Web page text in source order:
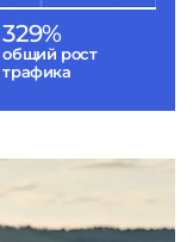
329%
общий рост
трафика